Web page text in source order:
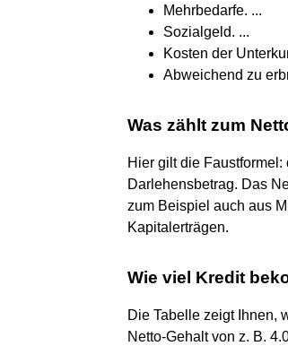
Mehrbedarfe. ...
Sozialgeld. ...
Kosten der
Abweichend zu
Was zählt zum
Hier gilt die
Darlehensbetrag. Das
zum Beispiel auch aus
Kapitalerträgen.
Wie viel Kredit
Die Tabelle zeigt Ihnen,
Netto-Gehalt von z. B.